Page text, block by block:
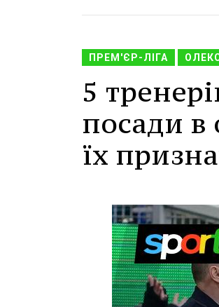
ПРЕМ'ЄР-ЛІГА
5
посади в
їх